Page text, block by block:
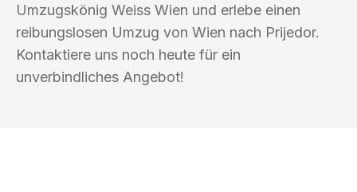
Umzugskönig Weiss Wien und erlebe einen
reibungslosen Umzug von Wien nach Prijedor.
Kontaktiere uns noch heute für ein
unverbindliches Angebot!